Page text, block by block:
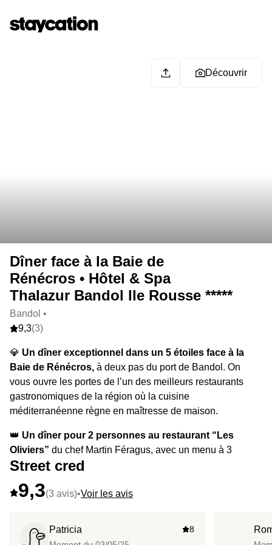
Découvrir
Dîner face à la Baie de
Rénécros • Hôtel & Spa
Thalazur Bandol Ile Rousse *****
Bandol •
9,3(3)
💎 Un dîner exceptionnel dans un 5 étoiles face à la
Baie de Rénécros, à deux pas du port de Bandol. On
vous ouvre les portes de l’un des meilleurs restaurants
gastronomiques de la région où la cuisine
méditerranéenne règne en maîtresse de maison.
👑 Un dîner pour 2 personnes au restaurant “Les
Oliviers” du chef Martin Féragus, avec un menu à 3
escales composé uniquement de produits frais, avec des
Le highlight :
Et en extra,la possibilité de jouer les gourmands et
Street cred
9,3(3 avis)•Voir les avis
Patricia 8